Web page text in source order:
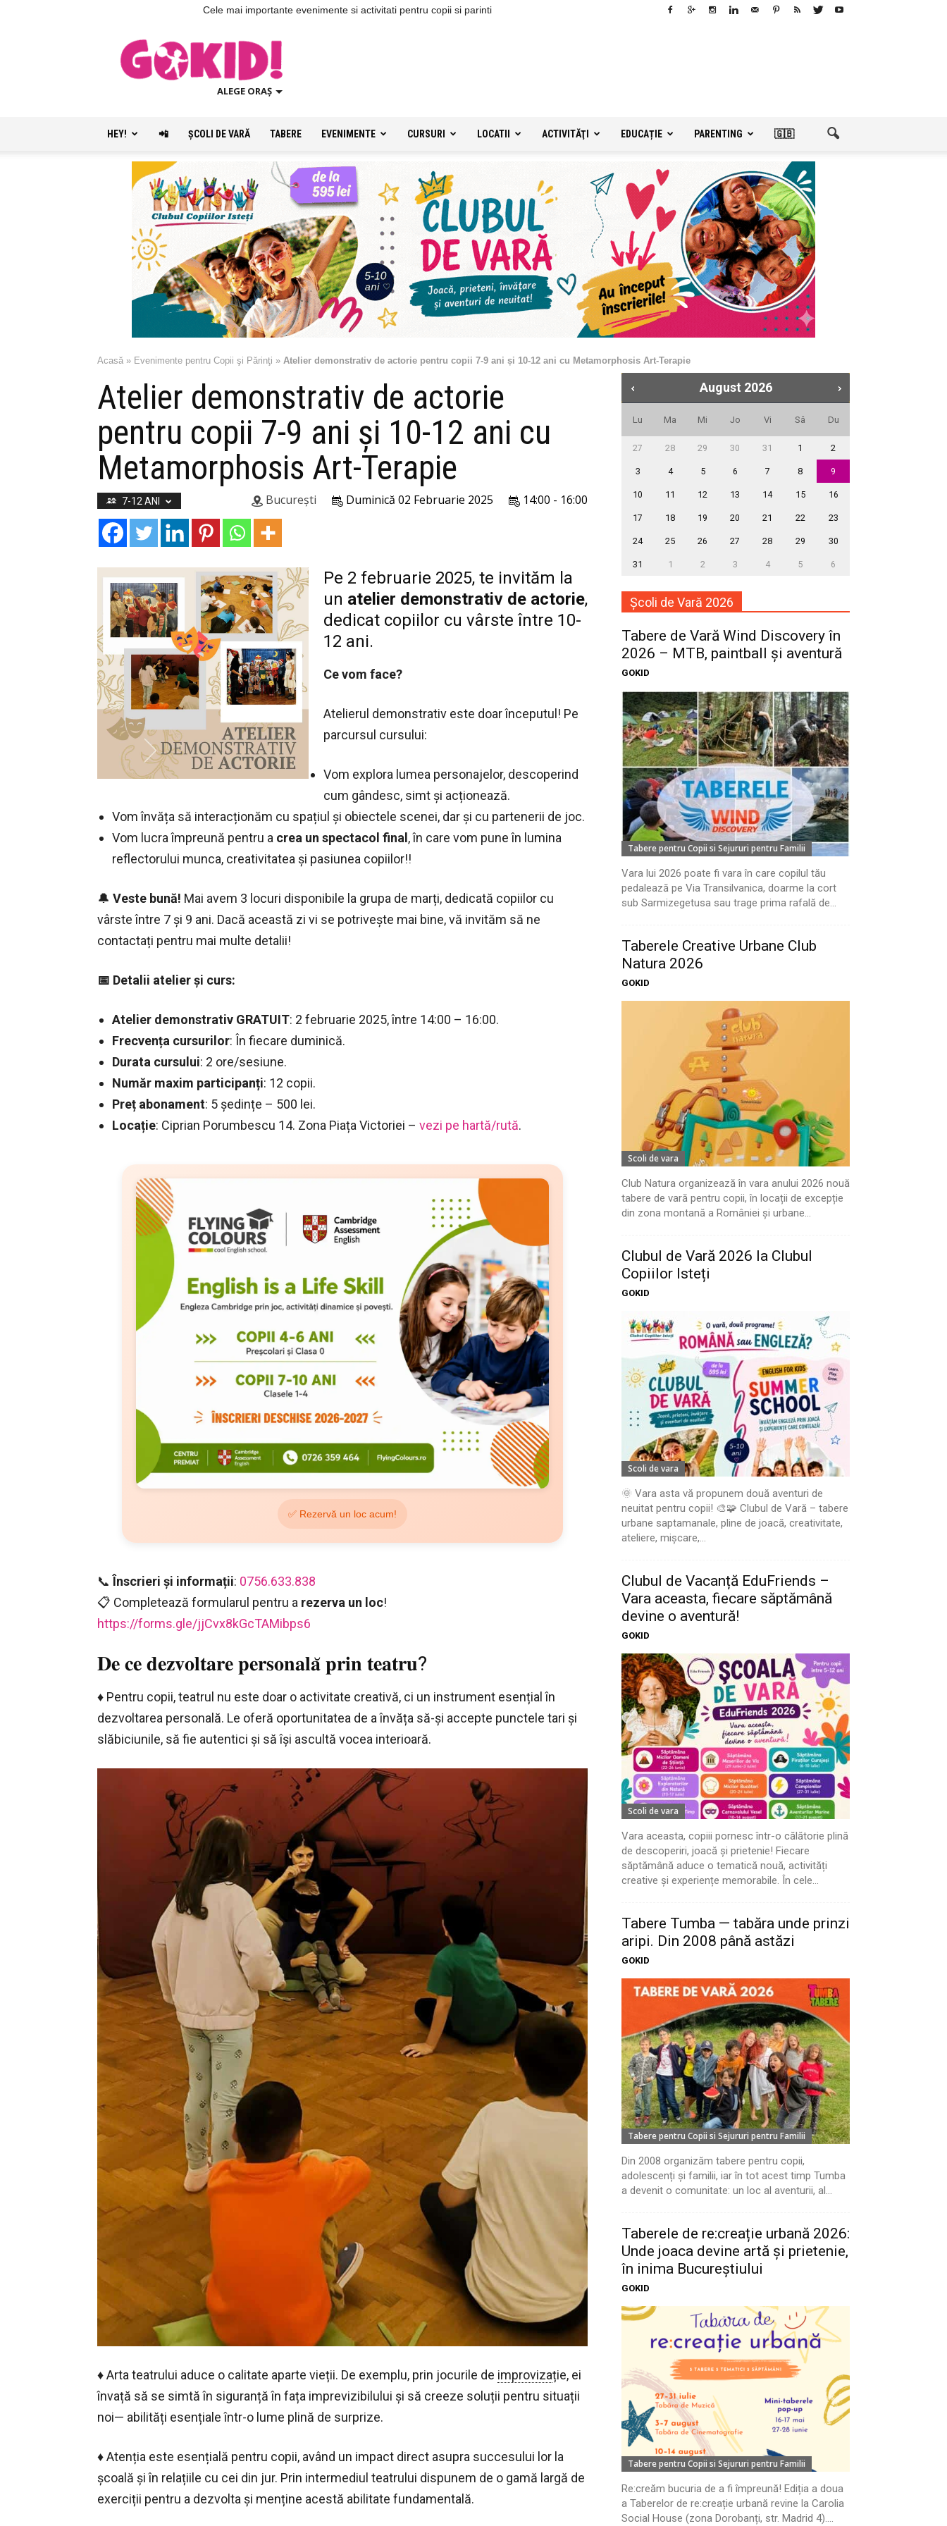
Cele mai importante evenimente si activitati pentru copii si parinti
ALEGE ORAȘ
HEY! 📲 ŞCOLI DE VARĂ TABERE EVENIMENTE CURSURI LOCATII ACTIVITĂŢI EDUCAȚIE PARENTING 🇬🇧
Acasă » Evenimente pentru Copii şi Părinţi » Atelier demonstrativ de actorie pentru copii 7-9 ani și 10-12 ani cu Metamorphosis Art-Terapie
Atelier demonstrativ de actorie
pentru copii 7-9 ani și 10-12 ani cu
Metamorphosis Art-Terapie
7-12 ANI 14:00 - 16:00
Duminică 02 Februarie 2025
București
Pe 2 februarie 2025, te invităm la
un atelier demonstrativ de actorie,
dedicat copiilor cu vârste între 10-
12 ani.
Ce vom face?
Atelierul demonstrativ este doar începutul! Pe
parcursul cursului:
Vom explora lumea personajelor, descoperind
cum gândesc, simt și acționează.
Vom învăța să interacționăm cu spațiul și obiectele scenei, dar și cu partenerii de joc.
Vom lucra împreună pentru a crea un spectacol final, în care vom pune în lumina
reflectorului munca, creativitatea și pasiunea copiilor!!
🔔 Veste bună! Mai avem 3 locuri disponibile la grupa de marți, dedicată copiilor cu
vârste între 7 și 9 ani. Dacă această zi vi se potrivește mai bine, vă invităm să ne
contactați pentru mai multe detalii!
📅 Detalii atelier și curs:
Atelier demonstrativ GRATUIT: 2 februarie 2025, între 14:00 – 16:00.
Frecvența cursurilor: În fiecare duminică.
Durata cursului: 2 ore/sesiune.
Număr maxim participanți: 12 copii.
Preț abonament: 5 ședințe – 500 lei.
Locație: Ciprian Porumbescu 14. Zona Piața Victoriei – vezi pe hartă/rută.
✅ Rezervă un loc acum!
📞Înscrieri și informații: 0756.633.838
📋 Completează formularul pentru a rezerva un loc!
https://forms.gle/jjCvx8kGcTAMibps6
𝐃𝐞 𝐜𝐞 𝐝𝐞𝐳𝐯𝐨𝐥𝐭𝐚𝐫𝐞 𝐩𝐞𝐫𝐬𝐨𝐧𝐚𝐥𝐚̆ 𝐩𝐫𝐢𝐧 𝐭𝐞𝐚𝐭𝐫𝐮?
♦️ Pentru copii, teatrul nu este doar o activitate creativă, ci un instrument esențial în
dezvoltarea personală. Le oferă oportunitatea de a învăța să-și accepte punctele tari și
slăbiciunile, să fie autentici și să își ascultă vocea interioară.
♦️ Arta teatrului aduce o calitate aparte vieții. De exemplu, prin jocurile de improvizație, ei
învață să se simtă în siguranță în fața imprevizibilului și să creeze soluții pentru situații
noi— abilități esențiale într-o lume plină de surprize.
♦️ Atenția este esențială pentru copii, având un impact direct asupra succesului lor la
școală și în relațiile cu cei din jur. Prin intermediul teatrului dispunem de o gamă largă de
exerciții pentru a dezvolta și menține acestă abilitate fundamentală.
August 2026
Lu Ma Mi Jo Vi Sâ Du
27 28 29 30 31 1 2
3 4 5 6 7 8 9
10 11 12 13 14 15 16
17 18 19 20 21 22 23
24 25 26 27 28 29 30
31 1 2 3 4 5 6
Școli de Vară 2026
Tabere de Vară Wind Discovery în
2026 – MTB, paintball și aventură
GOKID
Tabere pentru Copii si Sejururi pentru Familii
Vara lui 2026 poate fi vara în care copilul tău
pedalează pe Via Transilvanica, doarme la cort
sub Sarmizegetusa sau trage prima rafală de...
Taberele Creative Urbane Club
Natura 2026
GOKID
Scoli de vara
Club Natura organizează în vara anului 2026 nouă
tabere de vară pentru copii, în locații de excepție
din zona montană a României și urbane...
Clubul de Vară 2026 la Clubul
Copiilor Isteți
GOKID
Scoli de vara
🌞 Vara asta vă propunem două aventuri de
neuitat pentru copii! 🎨🧩 Clubul de Vară – tabere
urbane saptamanale, pline de joacă, creativitate,
ateliere, mișcare,...
Clubul de Vacanță EduFriends –
Vara aceasta, fiecare săptămână
devine o aventură!
GOKID
Scoli de vara
Vara aceasta, copiii pornesc într-o călătorie plină
de descoperiri, joacă și prietenie! Fiecare
săptămână aduce o tematică nouă, activități
creative și experiențe memorabile. În cele...
Tabere Tumba — tabăra unde prinzi
aripi. Din 2008 până astăzi
GOKID
Tabere pentru Copii si Sejururi pentru Familii
Din 2008 organizăm tabere pentru copii,
adolescenți și familii, iar în tot acest timp Tumba
a devenit o comunitate: un loc al aventurii, al...
Taberele de re:creație urbană 2026:
Unde joaca devine artă și prietenie,
în inima Bucureștiului
GOKID
Tabere pentru Copii si Sejururi pentru Familii
Re:creăm bucuria de a fi împreună! Ediția a doua
a Taberelor de re:creație urbană revine la Carolia
Social House (zona Dorobanți, str. Madrid 4)....